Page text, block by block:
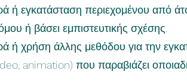
εγκατάσταση περιεχομένου από
ή βάσει εμπιστευτικής σχέσης.
ή χρήση άλλης μεθόδου για την
animation) που παραβιάζει